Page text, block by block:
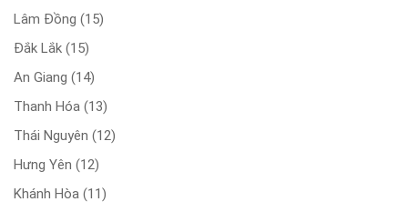
Lâm Đồng (15)
Đắk Lắk (15)
An Giang (14)
Thanh Hóa (13)
Thái Nguyên (12)
Hưng Yên (12)
Khánh Hòa (11)